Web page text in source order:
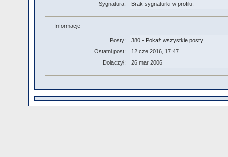
Sygnatura: Brak sygnaturki w profilu.
Informacje
Posty: 380 - Pokaż wszystkie posty
Ostatni post:
12 cze 2016, 17:47
Dołączył:
26 mar 2006